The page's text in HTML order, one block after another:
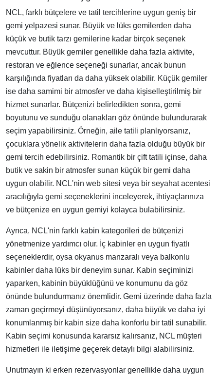
NCL, farklı bütçelere ve tatil tercihlerine uygun geniş bir
gemi yelpazesi sunar. Büyük ve lüks gemilerden daha
küçük ve butik tarzı gemilerine kadar birçok seçenek
mevcuttur. Büyük gemiler genellikle daha fazla aktivite,
restoran ve eğlence seçeneği sunarlar, ancak bunun
karşılığında fiyatları da daha yüksek olabilir. Küçük gemiler
ise daha samimi bir atmosfer ve daha kişiselleştirilmiş bir
hizmet sunarlar. Bütçenizi belirledikten sonra, gemi
boyutunu ve sunduğu olanakları göz önünde bulundurarak
seçim yapabilirsiniz. Örneğin, aile tatili planlıyorsanız,
çocuklara yönelik aktivitelerin daha fazla olduğu büyük bir
gemi tercih edebilirsiniz. Romantik bir çift tatili içinse, daha
butik ve sakin bir atmosfer sunan küçük bir gemi daha
uygun olabilir. NCL'nin web sitesi veya bir seyahat acentesi
aracılığıyla gemi seçeneklerini inceleyerek, ihtiyaçlarınıza
ve bütçenize en uygun gemiyi kolayca bulabilirsiniz.
Ayrıca, NCL'nin farklı kabin kategorileri de bütçenizi
yönetmenize yardımcı olur. İç kabinler en uygun fiyatlı
seçeneklerdir, oysa okyanus manzaralı veya balkonlu
kabinler daha lüks bir deneyim sunar. Kabin seçiminizi
yaparken, kabinin büyüklüğünü ve konumunu da göz
önünde bulundurmanız önemlidir. Gemi üzerinde daha fazla
zaman geçirmeyi düşünüyorsanız, daha büyük ve daha iyi
konumlanmış bir kabin size daha konforlu bir tatil sunabilir.
Kabin seçimi konusunda kararsız kalırsanız, NCL müşteri
hizmetleri ile iletişime geçerek detaylı bilgi alabilirsiniz.
Unutmayın ki erken rezervasyonlar genellikle daha uygun